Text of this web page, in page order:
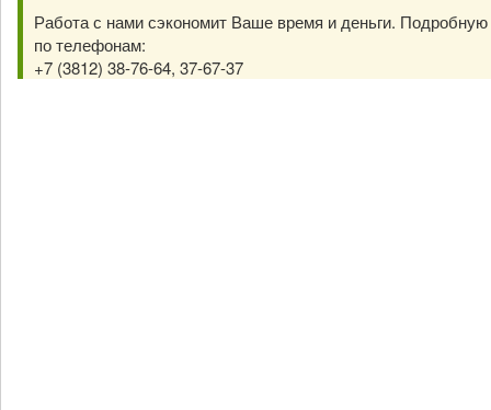
Работа с нами сэкономит Ваше время и деньги.
по телефонам:
+7 (3812) 38-76-64, 37-67-37